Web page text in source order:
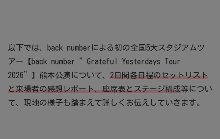
以下では、back numberによる初の全国5大スタジアムツ
アー【back number ”Grateful Yesterdays Tour
2026”】熊本公演について、 2日間各日程のセットリスト
と来場者の感想レポート、座席表とステージ構成等につい
て、現地の様子も踏まえて詳しくお伝えしていきます。